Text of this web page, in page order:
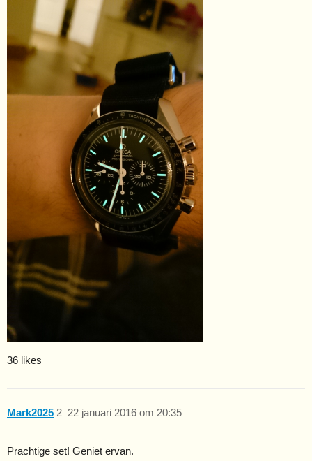
36 likes
Mark2025 22 januari 2016 om 20:35
2
Prachtige set! Geniet ervan.